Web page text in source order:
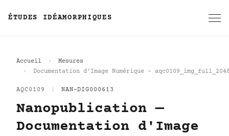
ÉTUDES IDÉAMORPHIQUES
Accueil
Mesures
Documentation d'Image Numérique -
AQC0109 NAN-DIG000613
Nanopublication —
Documentation d'Image